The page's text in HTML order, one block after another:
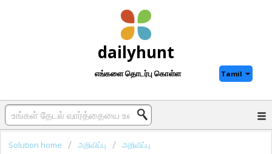
dailyhunt
எங்களை தொடர்பு கொள்ள Tamil
Solution home அறிவிப்பு அறிவிப்பு